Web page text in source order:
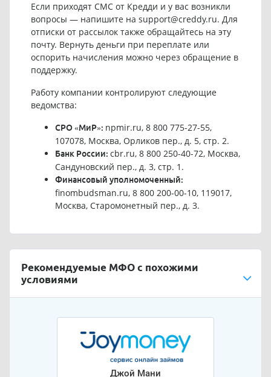
Если приходят СМС от Кредди и у вас возникли
вопросы — напишите на support@creddy.ru. Для
отписки от рассылок также обращайтесь на эту
почту. Вернуть деньги при переплате или
оспорить начисления можно через обращение в
поддержку.
Работу компании контролируют следующие
ведомства:
СРО «МиР»: npmir.ru, 8 800 775-27-55,
107078, Москва, Орликов пер., д. 5, стр. 2.
Банк России: cbr.ru, 8 800 250-40-72, Москва,
Сандуновский пер., д. 3, стр. 1.
Финансовый уполномоченный:
finombudsman.ru, 8 800 200-00-10, 119017,
Москва, Старомонетный пер., д. 3.
Рекомендуемые МФО с похожими
условиями
Джой Мани